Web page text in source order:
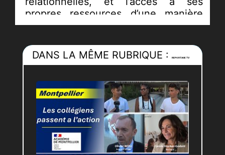
propres ressources d’une manière
accessible, ludique et créative.
«Le succès passe par 80% de
ressources intérieures et 20% de
calcul stratégique: c’est la clé du
Jeu du PAS SAGE »
Avec le Jeu du PAS>>>SAGE, libérez
votre psychologie et passez à
l’action... le changement est
DANS LA MÊME RUBRIQUE :REPORTAGE TV